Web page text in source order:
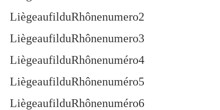
LiègeaufilduRhônenumero2
LiègeaufilduRhônenumero3
LiègeaufilduRhônenuméro4
LiègeaufilduRhônenuméro5
LiègeaufilduRhônenuméro6